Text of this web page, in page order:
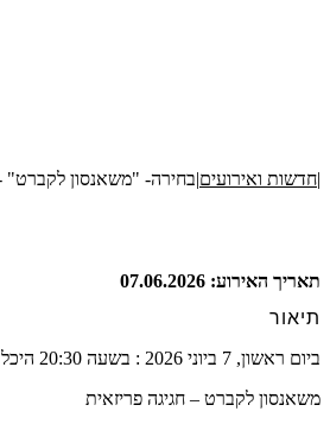
|חדשות ואירועים|בחירה- "משאנסון לקברט"
תאריך האירוע: 07.06.2026
תיאור
ביום ראשון, 7 ביוני 2026 : בשעה 20:30 היכל התרבות העירוני נתניה – האודיטוריום
משאנסון לקברט – חגיגה פריזאית